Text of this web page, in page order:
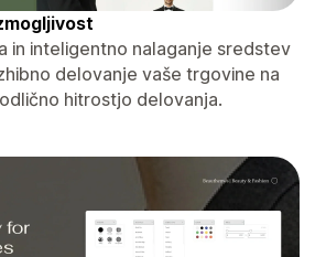
in inteligentno nalaganje sredstev
delovanje vaše trgovine na
hitrostjo delovanja.